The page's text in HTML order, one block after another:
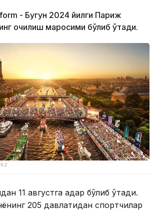
- Бугун 2024 йилги Париж
очилиш маросими бўлиб ўтади.
11 августга қадар бўлиб ўтади.
205 давлатидан спортчилар